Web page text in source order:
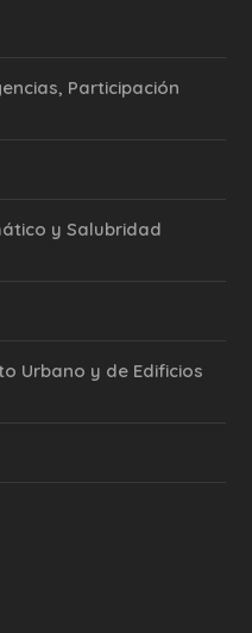
Participación
y Salubridad
Urbano y de Edificios